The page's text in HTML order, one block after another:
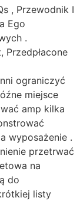
, Przewodnik I
Ego
.
ograniczyć
miejsce
amp kilka
wyposażenie .
przetrwać
na
do
listy